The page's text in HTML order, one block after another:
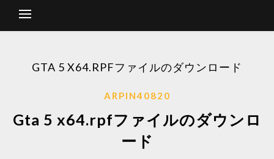
GTA 5 X64.RPFファイルのダウンロード
ARPIN40820
Gta 5 x64.rpfファイルのダウンロ
ード